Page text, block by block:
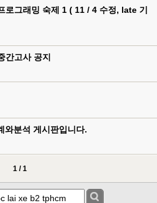
로그래밍 숙제 1 ( 11 / 4 수정, late 기
간고사 공지
와분석 게시판입니다.
1 / 1